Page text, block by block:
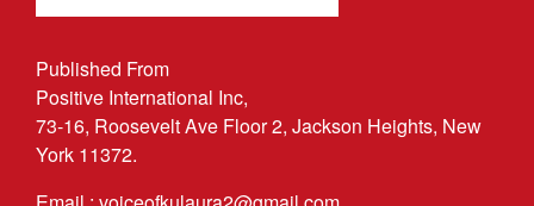
Published From
Positive International Inc,
73-16, Roosevelt Ave Floor 2, Jackson Heights, New
York 11372.